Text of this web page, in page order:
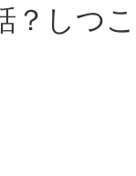
？しつ